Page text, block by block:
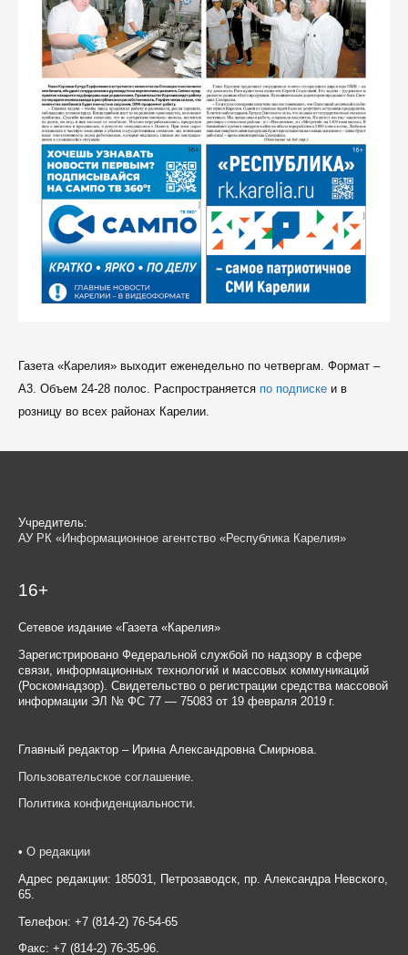
Газета «Карелия» выходит еженедельно по четвергам. Формат –
A3. Объем 24-28 полос. Распространяется по подпискеи в
розницу во всех районах Карелии.
Учредитель:
АУ РК «Информационное агентство «Республика Карелия»
16+
Сетевое издание «Газета «Карелия»
Зарегистрировано Федеральной службой по надзору в сфере
связи, информационных технологий и массовых коммуникаций
(Роскомнадзор). Свидетельство о регистрации средства массовой
информации ЭЛ № ФС 77 — 75083 от 19 февраля 2019 г.
Главный редактор – Ирина Александровна Смирнова.
Пользовательское соглашение
Политика конфиденциальности.
• О редакции
Адрес редакции: 185031, Петрозаводск, пр. Александра Невского,
65.
Телефон: +7 (814-2) 76-54-65
Факс: +7 (814-2) 76-35-96.